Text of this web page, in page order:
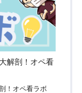
解剖！オペ看
！オペ看ラボ